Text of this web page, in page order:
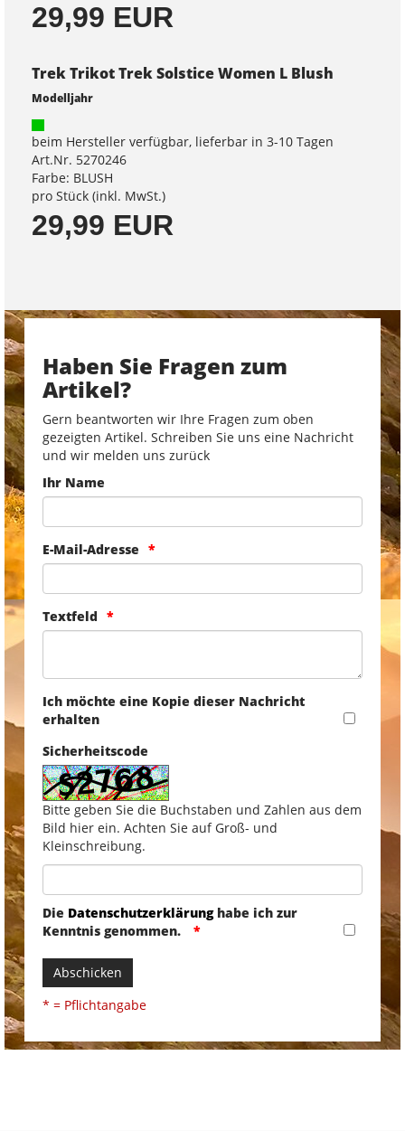
29,99 EUR
Trek Trikot Trek Solstice Women L Blush
Modelljahr
beim Hersteller verfügbar, lieferbar in 3-10 Tagen
Art.Nr. 5270246
Farbe: BLUSH
pro Stück (inkl. MwSt.)
29,99 EUR
Haben Sie Fragen zum
Artikel?
Gern beantworten wir Ihre Fragen zum oben
gezeigten Artikel. Schreiben Sie uns eine Nachricht
und wir melden uns zurück
Ihr Name
E-Mail-Adresse
Textfeld
Ich möchte eine Kopie dieser Nachricht
erhalten
Sicherheitscode
Bitte geben Sie die Buchstaben und Zahlen aus dem
Bild hier ein. Achten Sie auf Groß- und
Kleinschreibung.
Die Datenschutzerklärunghabe ich zur
Kenntnis genommen.
Abschicken
* = Pflichtangabe